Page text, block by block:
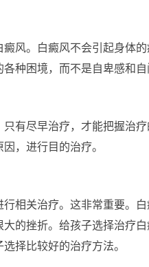
。白癜风不会引起身体的
种困境，而不是自卑感和自
尽早治疗，才能把握治疗
，进行目的治疗。
关治疗。这非常重要。白
的挫折。给孩子选择治疗
择比较好的治疗方法。